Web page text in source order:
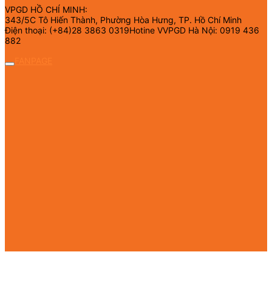
VPGD HỒ CHÍ MINH:
343/5C Tô Hiến Thành, Phường Hòa Hưng, TP. Hồ Chí Minh
Điện thoại: (+84)28 3863 0319Hotine VVPGD Hà Nội: 0919 436
882